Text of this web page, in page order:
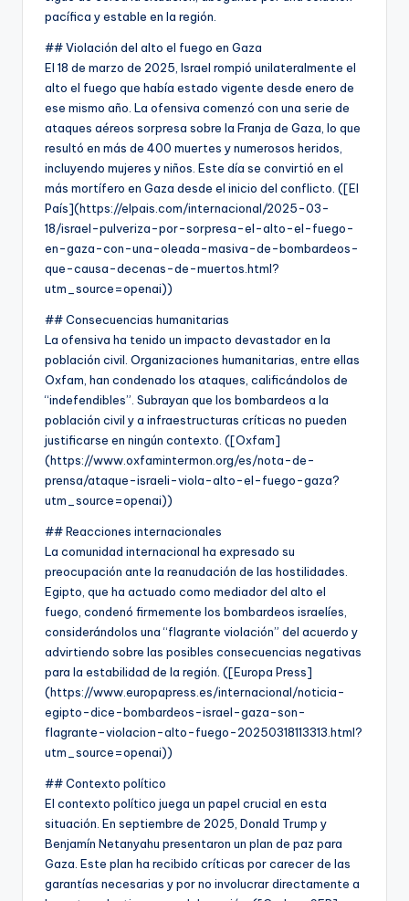
pacífica y estable en la región.
## Violación del alto el fuego en Gaza
El 18 de marzo de 2025, Israel rompió unilateralmente el
alto el fuego que había estado vigente desde enero de
ese mismo año. La ofensiva comenzó con una serie de
ataques aéreos sorpresa sobre la Franja de Gaza, lo que
resultó en más de 400 muertes y numerosos heridos,
incluyendo mujeres y niños. Este día se convirtió en el
más mortífero en Gaza desde el inicio del conflicto. ([El
País](https://elpais.com/internacional/2025-03-
18/israel-pulveriza-por-sorpresa-el-alto-el-fuego-
en-gaza-con-una-oleada-masiva-de-bombardeos-
que-causa-decenas-de-muertos.html?
utm_source=openai))
## Consecuencias humanitarias
La ofensiva ha tenido un impacto devastador en la
población civil. Organizaciones humanitarias, entre ellas
Oxfam, han condenado los ataques, calificándolos de
“indefendibles”. Subrayan que los bombardeos a la
población civil y a infraestructuras críticas no pueden
justificarse en ningún contexto. ([Oxfam]
(https://www.oxfamintermon.org/es/nota-de-
prensa/ataque-israeli-viola-alto-el-fuego-gaza?
utm_source=openai))
## Reacciones internacionales
La comunidad internacional ha expresado su
preocupación ante la reanudación de las hostilidades.
Egipto, que ha actuado como mediador del alto el
fuego, condenó firmemente los bombardeos israelíes,
considerándolos una “flagrante violación” del acuerdo y
advirtiendo sobre las posibles consecuencias negativas
para la estabilidad de la región. ([Europa Press]
(https://www.europapress.es/internacional/noticia-
egipto-dice-bombardeos-israel-gaza-son-
flagrante-violacion-alto-fuego-20250318113313.html?
utm_source=openai))
## Contexto político
El contexto político juega un papel crucial en esta
situación. En septiembre de 2025, Donald Trump y
Benjamín Netanyahu presentaron un plan de paz para
Gaza. Este plan ha recibido críticas por carecer de las
garantías necesarias y por no involucrar directamente a